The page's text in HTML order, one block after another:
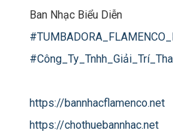
Ban Nhạc Biểu Diễn
https://bannhacflamenco.net​​​
https://chothuebannhac.net​​​